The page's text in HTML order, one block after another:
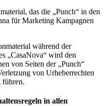
das die „Punch“ in den
für Marketing Kampagnen
während der
„CasaNova“ wird den
von Seiten der „Punch“
von Urheberrechten
führen.
in allen